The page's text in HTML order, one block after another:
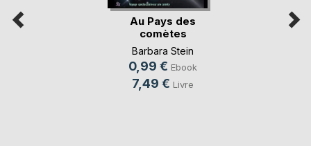
Au Pays des
comètes
Barbara Stein
0,99 € Ebook
7,49 € Livre